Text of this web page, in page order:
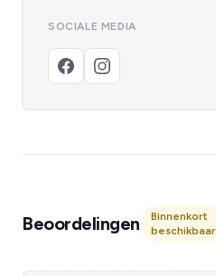
SOCIALE MEDIA
Beoordelingen
Binnenkort
beschikbaar